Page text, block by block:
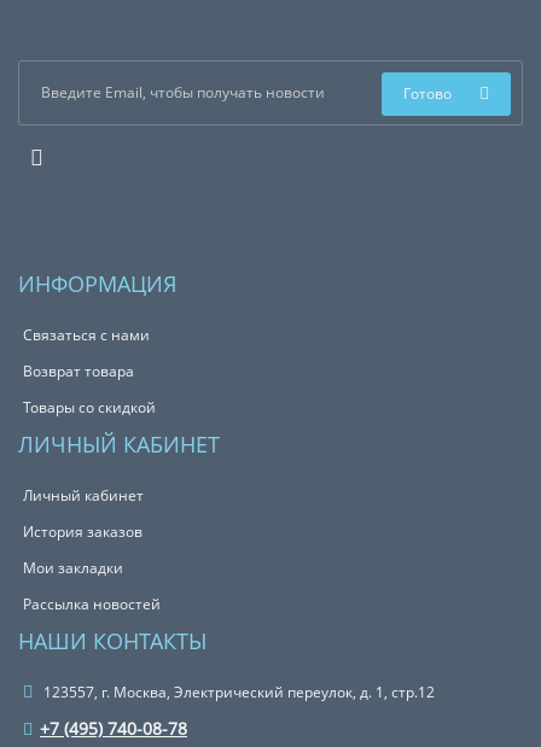
Готово
ИНФОРМАЦИЯ
Связаться с нами
Возврат товара
Товары со скидкой
ЛИЧНЫЙ КАБИНЕТ
Личный кабинет
История заказов
Мои закладки
Рассылка новостей
НАШИ КОНТАКТЫ
123557, г. Москва, Электрический переулок, д. 1, стр.12
+7 (495) 740-08-78